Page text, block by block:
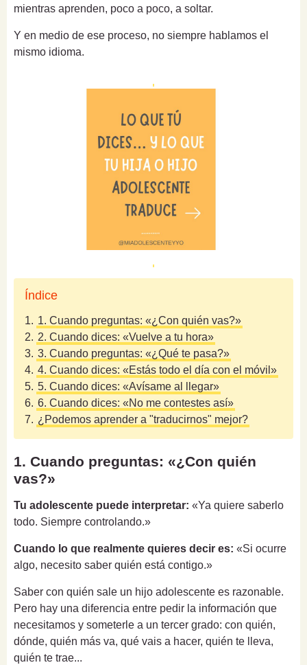
mientras aprenden, poco a poco, a soltar.
Y en medio de ese proceso, no siempre hablamos el
mismo idioma.
Índice
1. 1. Cuando preguntas: «¿Con quién vas?»
2. 2. Cuando dices: «Vuelve a tu hora»
3. 3. Cuando preguntas: «¿Qué te pasa?»
4. 4. Cuando dices: «Estás todo el día con el móvil»
5. 5. Cuando dices: «Avísame al llegar»
6. 6. Cuando dices: «No me contestes así»
7. ¿Podemos aprender a "traducirnos" mejor?
1. Cuando preguntas: «¿Con quién
vas?»
Tu adolescente puede interpretar: «Ya quiere saberlo
todo. Siempre controlando.»
Cuando lo que realmente quieres decir es: «Si ocurre
algo, necesito saber quién está contigo.»
Saber con quién sale un hijo adolescente es razonable.
Pero hay una diferencia entre pedir la información que
necesitamos y someterle a un tercer grado: con quién,
dónde, quién más va, qué vais a hacer, quién te lleva,
quién te trae...